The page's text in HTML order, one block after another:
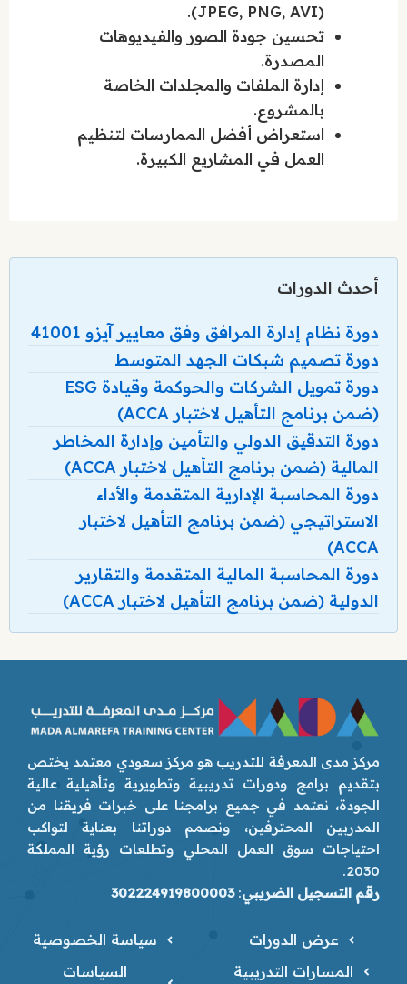
(JPEG, PNG, AVI).
تحسين جودة الصور والفيديوهات
المصدرة.
إدارة الملفات والمجلدات الخاصة
بالمشروع.
استعراض أفضل الممارسات لتنظيم
العمل في المشاريع الكبيرة.
أحدث الدورات
دورة نظام إدارة المرافق وفق معايير آيزو 41001
دورة تصميم شبكات الجهد المتوسط
دورة تمويل الشركات والحوكمة وقيادة ESG
(ضمن برنامج التأهيل لاختبار ACCA)
دورة التدقيق الدولي والتأمين وإدارة المخاطر
المالية (ضمن برنامج التأهيل لاختبار ACCA)
دورة المحاسبة الإدارية المتقدمة والأداء
الاستراتيجي (ضمن برنامج التأهيل لاختبار
ACCA)
دورة المحاسبة المالية المتقدمة والتقارير
الدولية (ضمن برنامج التأهيل لاختبار ACCA)
مركز مدى المعرفة للتدريب هو مركز سعودي معتمد يختص
بتقديم برامج ودورات تدريبية وتطويرية وتأهيلية عالية
الجودة، نعتمد في جميع برامجنا على خبرات فريقنا من
المدربين المحترفين، ونصمم دوراتنا بعناية لتواكب
احتياجات سوق العمل المحلي وتطلعات رؤية المملكة
2030.
رقم التسجيل الضريبي:
302224919800003
عرض الدورات
المسارات التدريبية
سياسة الخصوصية
السياسات